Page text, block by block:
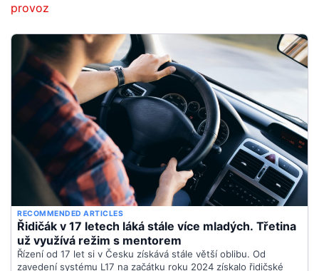
provoz